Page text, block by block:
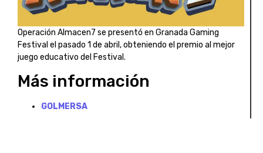
Operación Almacen7 se presentó en Granada Gaming
Festival el pasado 1 de abril, obteniendo el premio al mejor
juego educativo del Festival.
Más información
GOLMERSA